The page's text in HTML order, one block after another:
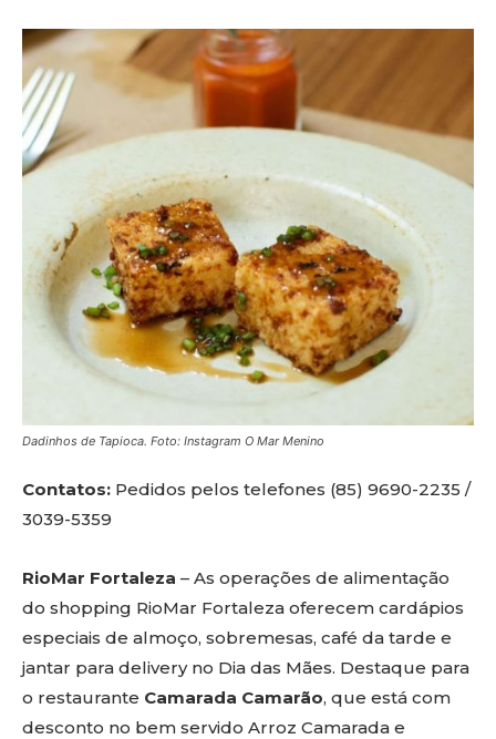
Dadinhos de Tapioca. Foto: Instagram O Mar Menino
Contatos: Pedidos pelos telefones (85) 9690-2235 /
3039-5359
RioMar Fortaleza – As operações de alimentação
do shopping RioMar Fortaleza oferecem cardápios
especiais de almoço, sobremesas, café da tarde e
jantar para delivery no Dia das Mães. Destaque para
o restaurante Camarada Camarão, que está com
desconto no bem servido Arroz Camarada e